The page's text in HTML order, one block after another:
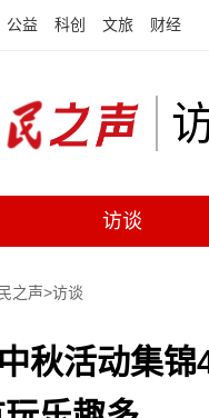
公益 科创 文旅 财经
访谈
之声>访谈
中秋活动集